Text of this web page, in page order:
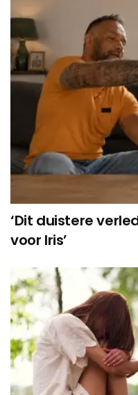
‘Dit duistere
voor Iris’